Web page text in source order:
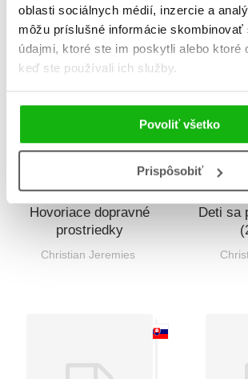
oblasti sociálnych médií, inzercie a
môžu príslušné informácie skombinovať
údajmi, ktoré ste im poskytli alebo ktoré
keď ste používali ich služby.
Povoliť všetko
Prispôsobiť
B
Hovoriace dopravné
prostriedky
Christian Jeremies
Deti sa